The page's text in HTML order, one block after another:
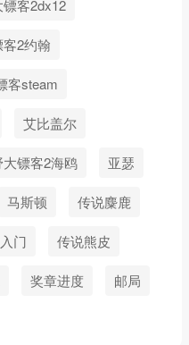
客2dx12
2约翰
客steam
艾比盖尔
镖客2海鸥 亚瑟
马斯顿 传说麋鹿
门 传说熊皮
奖章进度 邮局